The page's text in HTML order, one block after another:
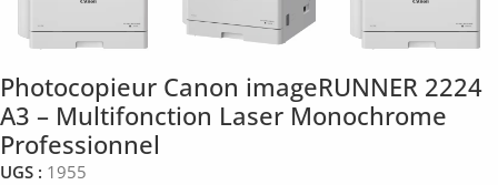
Photocopieur Canon imageRUNNER 2224
A3 – Multifonction Laser Monochrome
Professionnel
UGS : 1955